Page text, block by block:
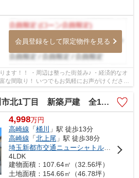
会員登録をして限定物件を見る
並み♪ ・経済的なオ
軽にお声がけください
お客様は駅までお...
北1丁目 新築戸建 全1棟 1号棟
4,998万円
高崎線 「桶川
」駅 徒歩13分
高崎線 「北上尾 」駅 徒歩38分
埼玉新都市交通ニューシャトル
「 内宿
4LDK
建物面積：107.64㎡（32.56坪）
土地面積：154.66㎡（46.78坪）